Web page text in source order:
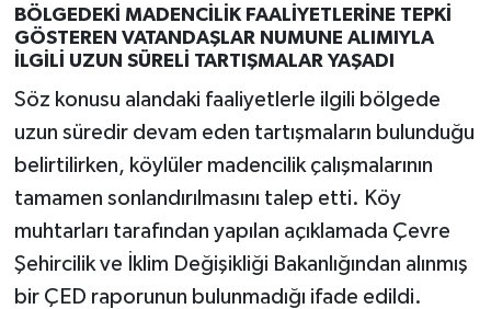
BÖLGEDEKİ MADENCİLİK FAALİYETLERİNE TEPKİ
GÖSTEREN VATANDAŞLAR NUMUNE ALIMIYLA
İLGİLİ UZUN SÜRELİ TARTIŞMALAR YAŞADI
Söz konusu alandaki faaliyetlerle ilgili bölgede
uzun süredir devam eden tartışmaların bulunduğu
belirtilirken, köylüler madencilik çalışmalarının
tamamen sonlandırılmasını talep etti. Köy
muhtarları tarafından yapılan açıklamada Çevre
Şehircilik ve İklim Değişikliği Bakanlığından alınmış
bir ÇED raporunun bulunmadığı ifade edildi.